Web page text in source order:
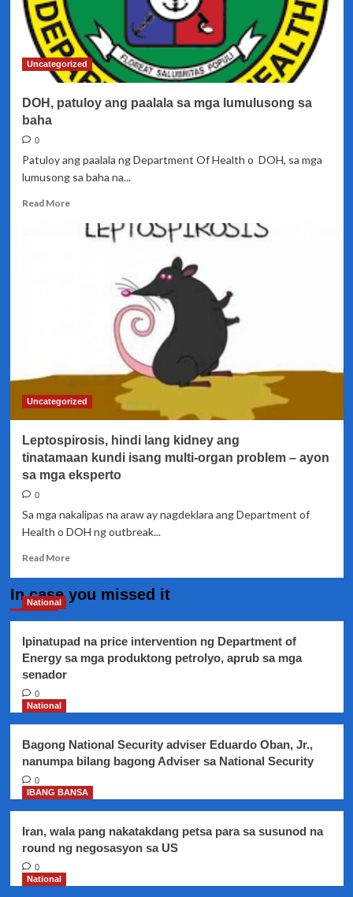
Uncategorized
DOH, patuloy ang paalala sa mga lumulusong sa
baha
0
Patuloy ang paalala ng Department Of Health o DOH, sa mga
lumusong sa baha na...
Read MoreRead
about
lumulusong
Uncategorized
Leptospirosis, hindi lang kidney ang
tinatamaan kundi isang multi-organ problem – ayon
sa mga eksperto
0
Sa mga nakalipas na araw ay nagdeklara ang Department of
Health o DOH ng outbreak...
Read MoreRead
Leptospirosis,
kidney
ang
ayon
sa
eksperto
In case you missed it
National
Ipinatupad na price intervention ng Department of
Energy sa mga produktong petrolyo, aprub sa mga
senador
0
National
Bagong National Security adviser Eduardo Oban, Jr.,
nanumpa bilang bagong Adviser sa National Security
0
IBANG BANSA
Iran, wala pang nakatakdang petsa para sa susunod na
round ng negosasyon sa US
0
National